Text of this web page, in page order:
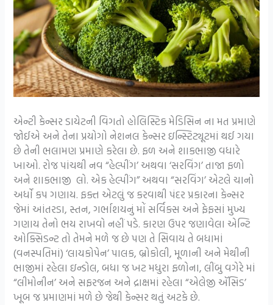
એન્ટી કેન્સર ડાયેટની વિગતો હોલિસ્ટિક મેડિસિન ના મત પ્રમાણે
જોઈએ અને તેના પ્રયોગો નેશનલ કેન્સર ઇન્સ્ટિટ્યૂટમાં થઈ ગયા
છે તેની ભલામણ પ્રમાણે કરેલા છે. ફળ અને શાકભાજી વધારે
ખાઓ. રોજ પાંચથી નવ “હેલ્પીંગ’ અથવા ‘સરવિંગ’ તાજા ફળો
અને શાકભાજી લો. એક હેલ્પીંગ” અથવા “સરવિંગ’ એટલે ચાનો
અર્ધો કપ ગણાય. ફક્ત એટલું જ કરવાથી પંદર પ્રકારના કેન્સર
જેમાં આંતરડા, સ્તન, ગર્ભાશયનું મોં સર્વિક્સ અને ફેફસાં મુખ્ય
ગણાય તેનો ભય રાખવો નહીં પડે. કારણ ઉપર જણાવેલા એન્ટિ
ઓક્સિડન્ટ તો તેમને મળે જ છે પણ તે સિવાય તે બધામાં
(વનસ્પતિમાં) ‘લાયકોપેન’ પાલક, બ્રોકોલી, મૂળાની અને મેથીની
ભાજીમાં રહેલા ઇન્ડોલ, બધા જ ખટ મધુરા ફળોના, લીંબુ વગેરે માં
“લીમોનીન’ અને સફરજન અને દ્રાક્ષમાં રહેલા “એલેજી ઍસિડ’
ખૂબ જ પ્રમાણમાં મળે છે જેથી કેન્સર થતું અટકે છે.